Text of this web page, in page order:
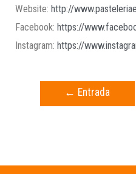
Website:http://
Facebook:https://
Instagram:https://
← Entrada